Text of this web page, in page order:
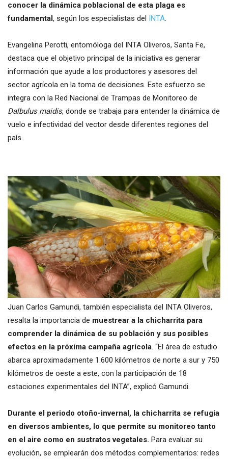
conocer la dinámica poblacional de esta plaga es
fundamental , según los especialistas del INTA.
Evangelina Perotti, entomóloga del INTA Oliveros, Santa Fe,
destaca que el objetivo principal de la iniciativa es generar
información que ayude a los productores y asesores del
sector agrícola en la toma de decisiones. Este esfuerzo se
integra con la Red Nacional de Trampas de Monitoreo de
Dalbulus maidis, donde se trabaja para entender la dinámica de
vuelo e infectividad del vector desde diferentes regiones del
país.
Juan Carlos Gamundi, también especialista del INTA Oliveros,
resalta la importancia de muestrear a la chicharrita para
comprender la dinámica de su población y sus posibles
efectos en la próxima campaña agrícola. “El área de estudio
abarca aproximadamente 1.600 kilómetros de norte a sur y 750
kilómetros de oeste a este, con la participación de 18
estaciones experimentales del INTA”, explicó Gamundi.
Durante el periodo otoño-invernal, la chicharrita se refugia
en diversos ambientes, lo que permite su monitoreo tanto
en el aire como en sustratos vegetales. Para evaluar su
evolución, se emplearán dos métodos complementarios: redes